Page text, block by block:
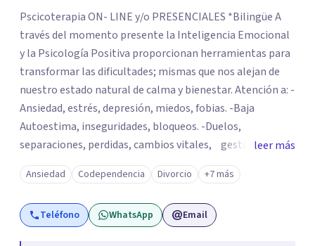
Pscicoterapia ON- LINE y/o PRESENCIALES *Bilingüe A
través del momento presente la Inteligencia Emocional
y la Psicología Positiva proporcionan herramientas para
transformar las dificultades; mismas que nos alejan de
nuestro estado natural de calma y bienestar. Atención a: -
Ansiedad, estrés, depresión, miedos, fobias. -Baja
Autoestima, inseguridades, bloqueos. -Duelos,
separaciones, perdidas, cambios vitales, gestión de
emociones, tristeza, ira, soledad. Si deseas resolver una
situación determinada o realizar cambios en tu vida, el
asesoramiento profesional será la clave para encontrar
las herramientas adecuadas para superar tanto la
leer más
Ansiedad Codependencia Divorcio +7 más
Teléfono WhatsApp Email